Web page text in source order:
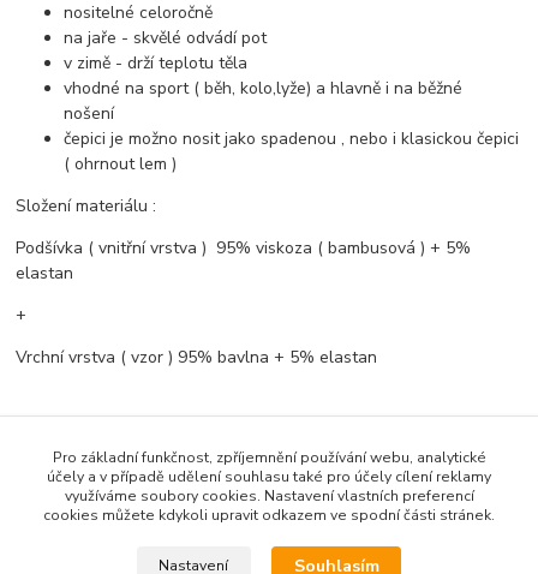
nositelné celoročně
na jaře - skvělé odvádí pot
v zimě - drží teplotu těla
vhodné na sport ( běh, kolo,lyže) a hlavně i na běžné
nošení
čepici je možno nosit jako spadenou , nebo i klasickou čepici
( ohrnout lem )
Složení materiálu :
Podšívka ( vnitřní vrstva ) 95% viskoza ( bambusová ) + 5%
elastan
+
Vrchní vrstva ( vzor ) 95% bavlna + 5% elastan
Praní při maximální teplotě 40°C . Není vhodné dávat do sušičky !
Ušito s láskou v ČR .- Bambusový svět
Pro základní funkčnost, zpříjemnění používání webu, analytické
účely a v případě udělení souhlasu také pro účely cílení reklamy
využíváme soubory cookies. Nastavení vlastních preferencí
cookies můžete kdykoli upravit odkazem ve spodní části stránek.
Nastavení Souhlasím